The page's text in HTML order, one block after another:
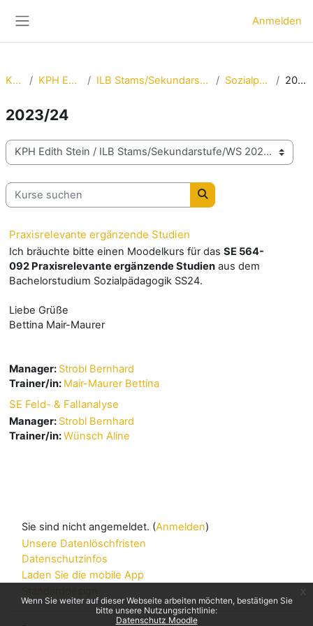
Wenn Sie weiter auf dieser Webseite arbeiten möchten, bestätigen Sie
bitte unsere Nutzungsrichtlinie:
Datenschutz Moodle
Anmelden
Kurse KPH Edith Stein ILB Stams/Sekundarstufe/WS 2025/26 Sozialpädagogik 2023/24
2023/24
Kursbereiche
Kurse suchen
Kurse suchen
Praxisrelevante ergänzende Studien
Ich bräuchte bitte einen Moodelkurs für das SE 564-
092 Praxisrelevante ergänzende Studien aus dem
Bachelorstudium Sozialpädagogik SS24.
Liebe Grüße
Bettina Mair-Maurer
Manager: Strobl Bernhard
Trainer/in: Mair-Maurer Bettina
SE Feld- & Fallanalyse
Manager: Strobl Bernhard
Trainer/in:Wünsch Aline
Sie sind nicht angemeldet. (Anmelden)
Unsere Datenlöschfristen
Datenschutzinfos
Laden Sie die mobile App
Standarddesign